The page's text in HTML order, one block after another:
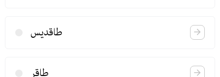
طاقدیس
طاقر